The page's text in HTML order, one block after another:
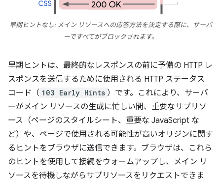
早期ヒントなし: メイン リソースへの応答方法を決定する際に、サーバ
ーですべてがブロックされます。
早期ヒントは、最終的なレスポンスの前に予備の HTTP レ
スポンスを送信するために使用される HTTP ステータス
コード（ 103 Early Hints ）です。これにより、サーバ
ーがメイン リソースの生成に忙しい間、重要なサブリソ
ース（ページのスタイルシート、重要な JavaScript な
ど）や、ページで使用される可能性が高いオリジンに関す
るヒントをブラウザに送信できます。ブラウザは、これら
のヒントを使用して接続をウォームアップし、メイン リ
ソースを待機しながらサブリソースをリクエストできま